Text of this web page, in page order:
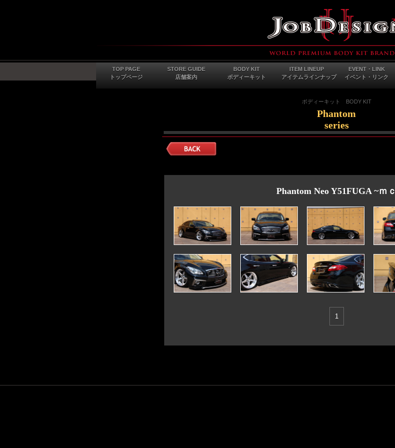
TOP PAGE
トップページ
STORE GUIDE
店舗案内
BODY KIT
ボディーキット
ITEM LINEUP
アイテムラインナップ
EVENT・LINK
イベント・リンク
ボディーキット BODY KIT
Phantom
series
Phantom Neo Y51FUGA ~ｍｃ
1